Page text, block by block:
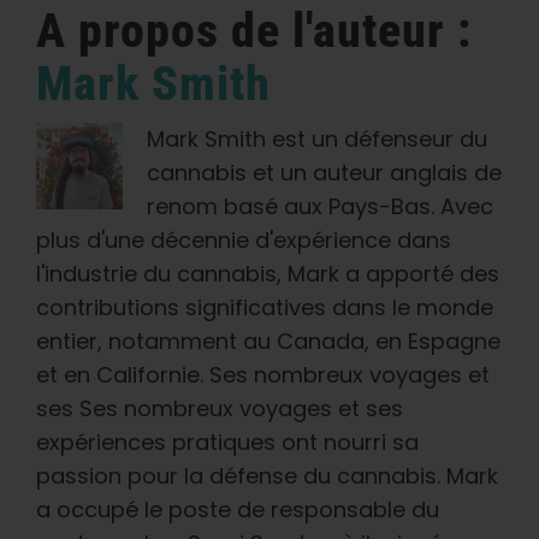
A propos de l'auteur :
Mark Smith
Mark Smith est un défenseur du
cannabis et un auteur anglais de
renom basé aux Pays-Bas. Avec
plus d'une décennie d'expérience dans
l'industrie du cannabis, Mark a apporté des
contributions significatives dans le monde
entier, notamment au Canada, en Espagne
et en Californie. Ses nombreux voyages et
ses Ses nombreux voyages et ses
expériences pratiques ont nourri sa
passion pour la défense du cannabis. Mark
a occupé le poste de responsable du